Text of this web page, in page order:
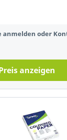
anmelden oder
anzeigen